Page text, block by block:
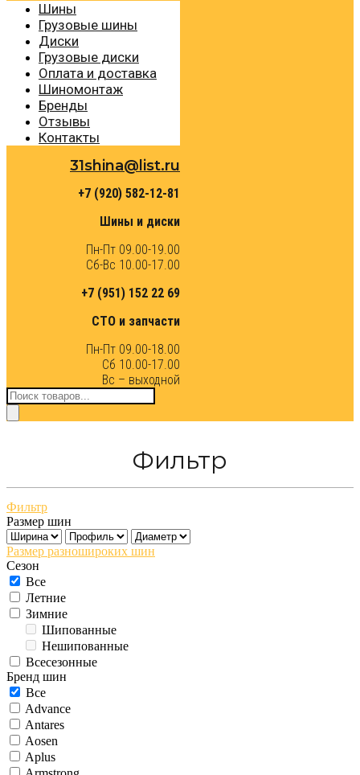
Шины
Грузовые шины
Диски
Грузовые диски
Оплата и доставка
Шиномонтаж
Бренды
Отзывы
Контакты
31shina@list.ru
+7 (920) 582-12-81
Шины и диски
Пн-Пт 09.00-19.00
Сб-Вс 10.00-17.00
+7 (951) 152 22 69
СТО и запчасти
Пн-Пт 09.00-18.00
Сб 10.00-17.00
Вс – выходной
Поиск
товаров
Фильтр
Фильтр
Размер шин
Размер разношироких шин
Сезон
Все
Летние
Зимние
Шипованные
Нешипованные
Всесезонные
Бренд шин
Все
Advance
Antares
Aosen
Aplus